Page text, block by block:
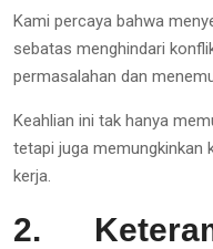
Kami percaya bahwa
sebatas menghindari
permasalahan dan
Keahlian ini tak hanya
tetapi juga memungkinkan
kerja.
2.